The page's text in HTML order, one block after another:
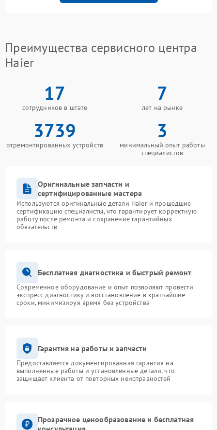
Преимущества сервисного центра
Haier
17
сотрудников в штате
7
лет на рынке
3739
отремонтированных устройств
3
минимальный опыт работы
специалистов
Оригинальные запчасти и
сертифицированные мастера
Используются оригинальные детали Haier и прошедшие
сертификацию специалисты, что гарантирует корректную
работу после ремонта и сохранение гарантийных
обязательств
Бесплатная диагностика и быстрый ремонт
Современное оборудование и опыт позволяют провести
экспресс-диагностику и восстановление в кратчайшие
сроки, минимизируя время без устройства
Гарантия на работы и запчасти
Предоставляется документированная гарантия на
выполненные работы и установленные детали, что
защищает клиента от повторных неисправностей
Прозрачное ценообразование и бесплатная